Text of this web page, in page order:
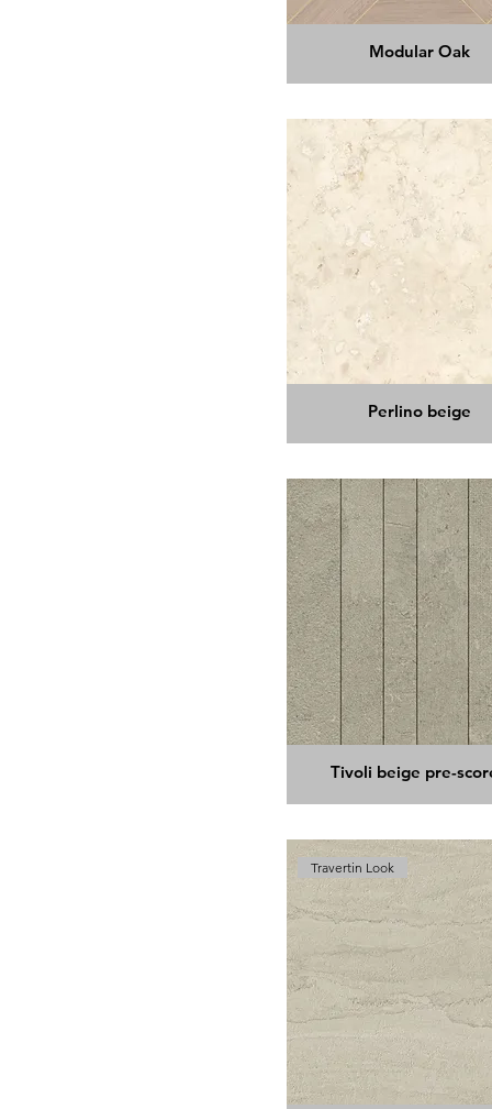
Modular Oak
Perlino beige
Tivoli beige pre-
Travertin Look